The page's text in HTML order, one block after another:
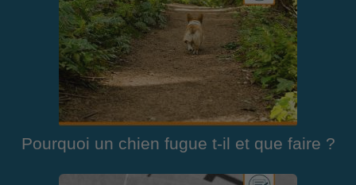
Pourquoi un chien fugue t-il et que faire ?